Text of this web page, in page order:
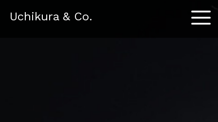
Uchikura & Co. Menu